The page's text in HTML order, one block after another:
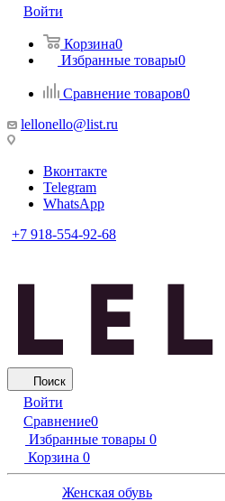
Войти
Корзина0
Избранные товары0
Сравнение товаров0
lellonello@list.ru
Вконтакте
Telegram
WhatsApp
+7 918-554-92-68
Поиск
Войти
Сравнение0
Избранные товары 0
Корзина 0
Женская обувь